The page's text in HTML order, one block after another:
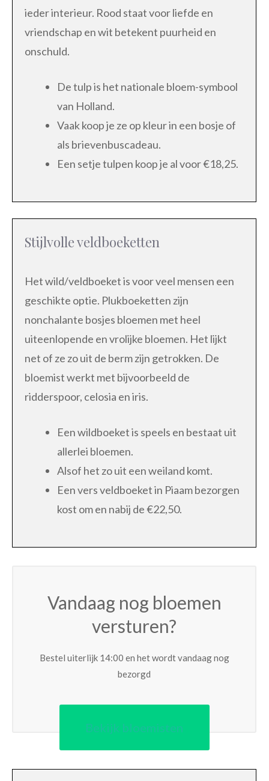
ieder interieur. Rood staat voor liefde en
vriendschap en wit betekent puurheid en
onschuld.
De tulp is het nationale bloem-symbool
van Holland.
Vaak koop je ze op kleur in een bosje of
als brievenbuscadeau.
Een setje tulpen koop je al voor €18,25.
Stijlvolle veldboeketten
Het wild/veldboeket is voor veel mensen een
geschikte optie. Plukboeketten zijn
nonchalante bosjes bloemen met heel
uiteenlopende en vrolijke bloemen. Het lijkt
net of ze zo uit de berm zijn getrokken. De
bloemist werkt met bijvoorbeeld de
ridderspoor, celosia en iris.
Een wildboeket is speels en bestaat uit
allerlei bloemen.
Alsof het zo uit een weiland komt.
Een vers veldboeket in Piaam bezorgen
kost om en nabij de €22,50.
Vandaag nog bloemen
versturen?
Bestel uiterlijk 14:00 en het wordt vandaag nog
bezorgd
Bekijk bloemisten